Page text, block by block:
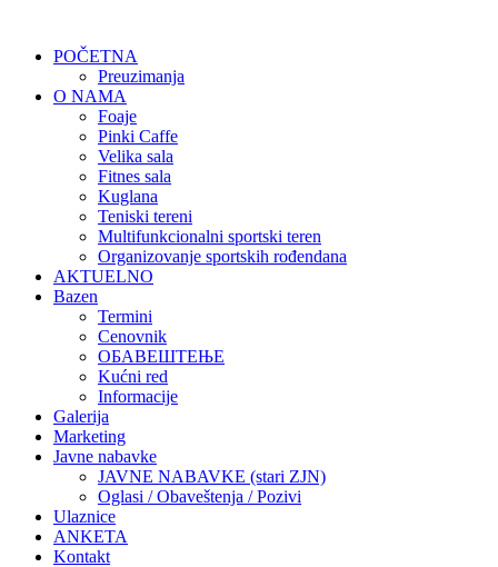
POČETNA
Preuzimanja
O NAMA
Foaje
Pinki Caffe
Velika sala
Fitnes sala
Kuglana
Teniski tereni
Multifunkcionalni sportski teren
Organizovanje sportskih rođendana
AKTUELNO
Bazen
Termini
Cenovnik
ОБАВЕШТЕЊЕ
Kućni red
Informacije
Galerija
Marketing
Javne nabavke
JAVNE NABAVKE (stari ZJN)
Oglasi / Obaveštenja / Pozivi
Ulaznice
ANKETA
Kontakt